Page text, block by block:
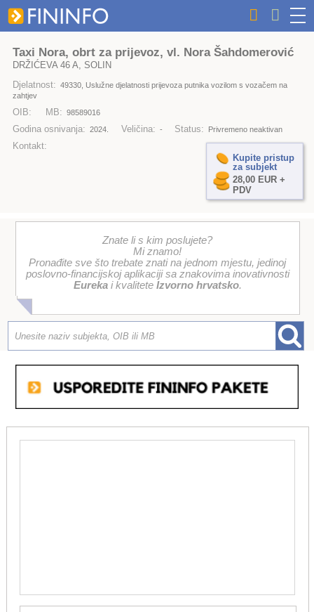
Taxi Nora, obrt za prijevoz, vl. Nora Šahdomerović
DRŽIĆEVA 46 A, SOLIN
Djelatnost: 49330, Uslužne djelatnosti prijevoza putnika vozilom s vozačem na
zahtjev
OIB: MB: 98589016
Godina osnivanja: 2024. Veličina: - Status: Privremeno neaktivan
Kontakt:
Kupite pristup
za subjekt
28,00 EUR +
PDV
Znate li s kim poslujete?
Mi znamo!
Pronađite sve što trebate znati na jednom mjestu, jedinoj
poslovno-financijskoj aplikaciji sa znakovima inovativnosti
Eurekai kvalitete Izvorno hrvatsko.